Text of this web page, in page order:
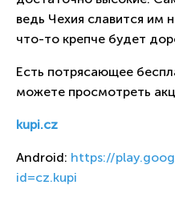
ведь Чехия славится им
что-то крепче будет
Есть потрясающее
можете просмотреть
kupi.cz
Android: https://
id=cz.kupi